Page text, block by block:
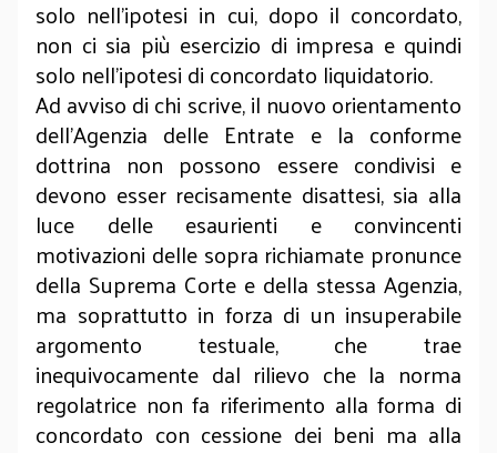
solo nell’ipotesi in cui, dopo il concordato,
non ci sia più esercizio di impresa e quindi
solo nell’ipotesi di concordato liquidatorio.
Ad avviso di chi scrive, il nuovo orientamento
dell’Agenzia delle Entrate e la conforme
dottrina non possono essere condivisi e
devono esser recisamente disattesi, sia alla
luce delle esaurienti e convincenti
motivazioni delle sopra richiamate pronunce
della Suprema Corte e della stessa Agenzia,
ma soprattutto in forza di un insuperabile
argomento testuale, che trae
inequivocamente dal rilievo che la norma
regolatrice non fa riferimento alla forma di
concordato con cessione dei beni ma alla